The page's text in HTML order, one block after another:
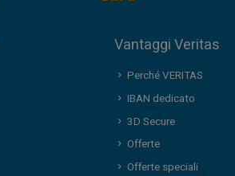
Vantaggi Veritas
Perché VERITAS
IBAN dedicato
3D Secure
Offerte
Offerte speciali